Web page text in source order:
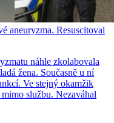
aneuryzma. Resuscitoval
náhle zkolabovala
žena. Současně u ní
Ve stejný okamžik
službu. Nezaváhal